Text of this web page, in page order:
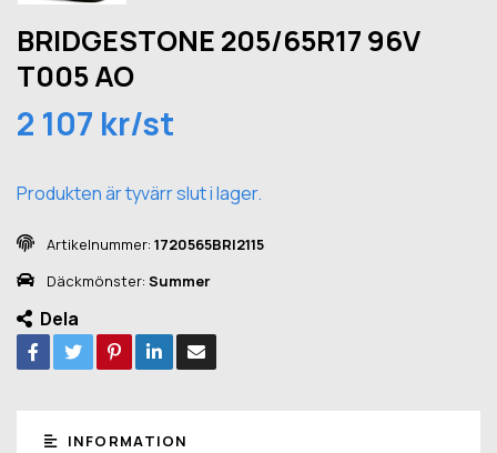
BRIDGESTONE 205/65R17 96V
T005 AO
2 107 kr/st
Produkten är tyvärr slut i lager.
Artikelnummer: 1720565BRI2115
Däckmönster: Summer
Dela
INFORMATION